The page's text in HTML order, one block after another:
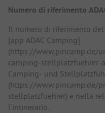
Numero di riferimento
Il numero di riferimento
[app ADAC Camping]
(https://www.pincamp.de/
camping-stellplatzfuehrer-
Camping- und
(https://www.pincamp.de/
stellplatzfuehrer) e nella
l'intinerario.